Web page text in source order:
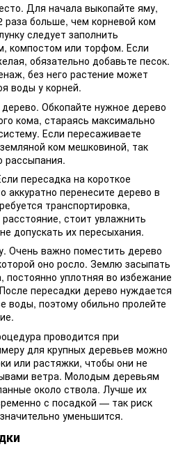
Для начала выкопайте яму,
раза больше, чем корневой ком
следует заполнить
компостом или торфом. Если
обязательно добавьте песок.
без него растение может
воды у корней.
Обкопайте нужное дерево
кома, стараясь максимально
Если пересаживаете
ком мешковиной, так
рассыпания.
пересадка на короткое
аккуратно перенесите дерево в
транспортировка,
стоит увлажнить
допускать их пересыхания.
Очень важно поместить дерево
оно росло. Землю засыпать
постоянно уплотняя во избежание
пересадки дерево нуждается
воды, поэтому обильно пролейте
проводится при
для крупных деревьев можно
или растяжки, чтобы они не
ветра. Молодым деревьям
около ствола. Лучше их
с посадкой — так риск
уменьшится.